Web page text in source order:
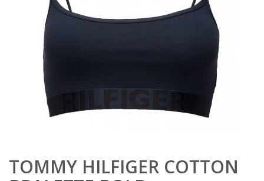
TOMMY HILFIGER COTTON